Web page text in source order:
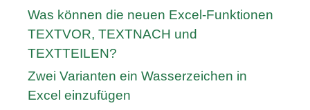
Was können die neuen Excel-Funktionen
TEXTVOR, TEXTNACH und
TEXTTEILEN?
Zwei Varianten ein Wasserzeichen in
Excel einzufügen